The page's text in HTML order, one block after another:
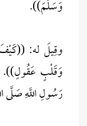
وَسَلَّمَ)).
وقِيلَ له:
وَقَلْبٍ عَقُولٍ)).
رَسُولِ اللَّهِ صَلَّى